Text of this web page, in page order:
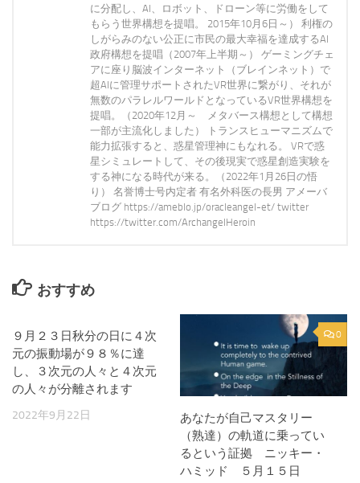
に分配し、AI、ロボット、ドローン等に労働をして
もらう世界構想を提唱。 2015年10月6日～） 利権の
しがらみのない公正に市民の最大幸福を達成するAI
政府構想を提唱（2007年上半期～） ゲーミングチェ
アに座り脳波インターネット（ブレインネット）で
超AIに管理サポートされたVR世界に繋がり、それが
無数のパラレルワールドとなっているVR世界構想を
提唱。（2020年12月～ メタバース構想として構想
一部が主流化しました） トランスヒューマニズムで
能力拡張すると、惑星管理神にもなれる。 VRで惑
星シミュレートして、その後現実で惑星創造実験を
する神になる時代が来る。（2022年1月26日の悟
り） 名誉博士号内定者 有名外科医の長男 アメーバ
ブログ https://ameblo.jp/oracleangel-et/ twitter
https://twitter.com/ArchangelHeroin
おすすめ
９月２３日秋分の日に４次
元の振動場が９８％に達
し、３次元の人々と４次元
の人々が分離されます
2022年9月22日
0
あなたが自己マスタリー
（熟達）の軌道に乗ってい
るという証拠 ニッキー・
ハミッド ５月１５日